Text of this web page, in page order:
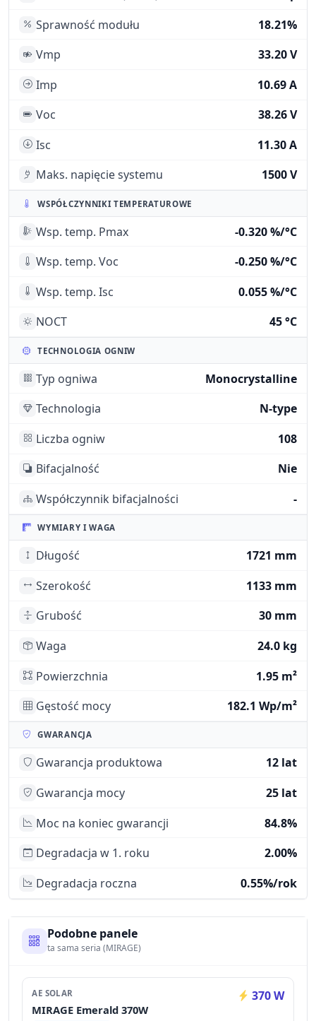
Sprawność modułu
18.21%
Vmp
33.20 V
Imp
10.69 A
Voc
38.26 V
Isc
11.30 A
Maks. napięcie systemu
1500 V
WSPÓŁCZYNNIKI TEMPERATUROWE
Wsp. temp. Pmax
-0.320 %/°C
Wsp. temp. Voc
-0.250 %/°C
Wsp. temp. Isc
0.055 %/°C
NOCT
45 °C
TECHNOLOGIA OGNIW
Typ ogniwa
Monocrystalline
Technologia
N-type
Liczba ogniw
108
Bifacjalność
Nie
Współczynnik bifacjalności
-
WYMIARY I WAGA
Długość
1721 mm
Szerokość
1133 mm
Grubość
30 mm
Waga
24.0 kg
Powierzchnia
1.95 m²
Gęstość mocy
182.1 Wp/m²
GWARANCJA
Gwarancja produktowa
12 lat
Gwarancja mocy
25 lat
Moc na koniec gwarancji
84.8%
Degradacja w 1. roku
2.00%
Degradacja roczna
0.55%/rok
Podobne panele
ta sama seria (MIRAGE)
AE SOLAR 370 W
MIRAGE Emerald 370W